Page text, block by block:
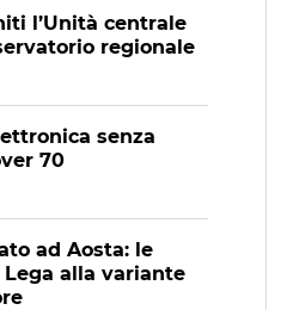
l’Unità centrale
regionale
senza
70
ad Aosta: le
alla variante